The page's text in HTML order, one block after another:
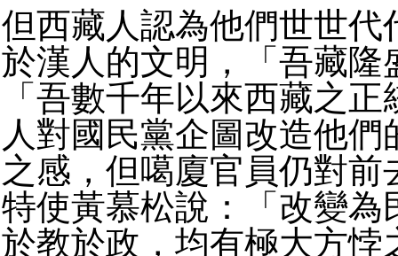
但西藏人認為他們世世代
於漢人的文明，「吾藏隆
「吾數千年以來西藏之
人對國民黨企圖改造他們
之感，但噶廈官員仍對前
特使黃慕松說：「改變為
於教於政，均有極大方悖